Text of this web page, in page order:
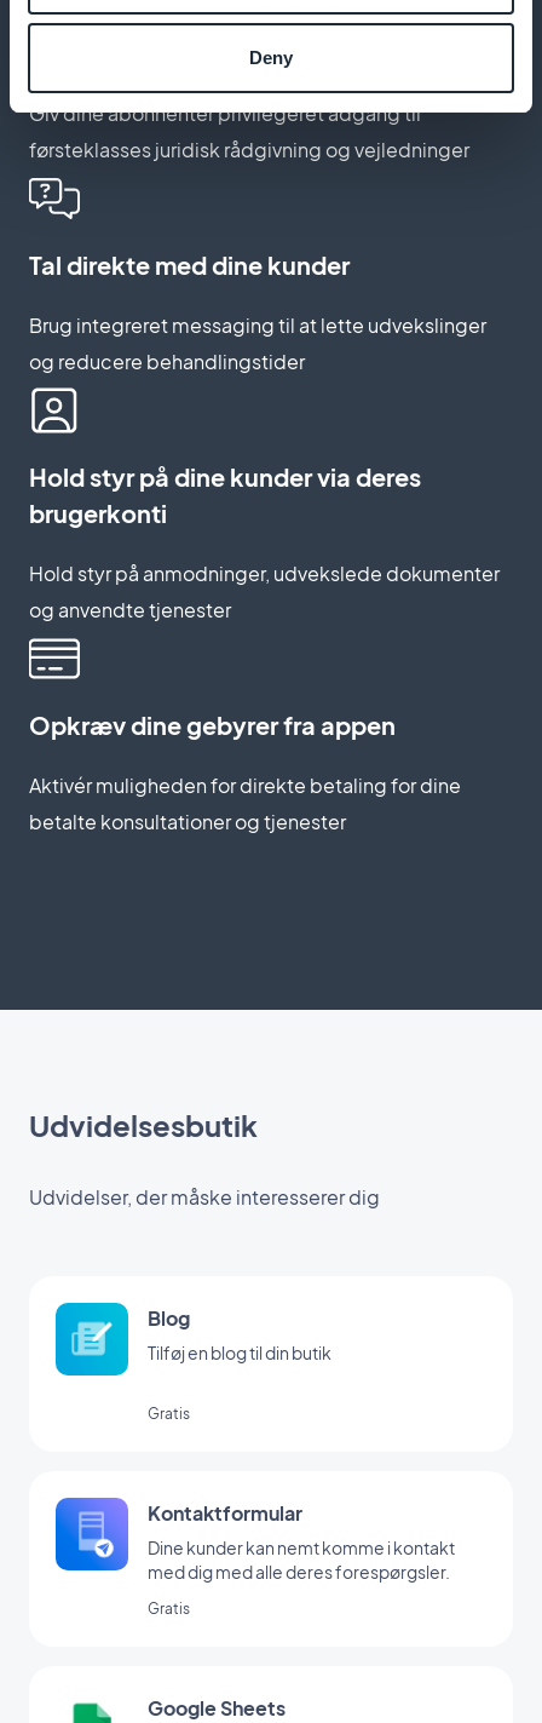
Deny
Lås op for eksklusivt indhold med
Giv dine abonnenter privilegeret adgang til
førsteklasses juridisk rådgivning og vejledninger
Tal direkte med dine kunder
Brug integreret messaging til at lette udvekslinger
og reducere behandlingstider
Hold styr på dine kunder via deres
brugerkonti
Hold styr på anmodninger, udvekslede dokumenter
og anvendte tjenester
Opkræv dine gebyrer fra appen
Aktivér muligheden for direkte betaling for dine
betalte konsultationer og tjenester
Udvidelsesbutik
Udvidelser, der måske interesserer dig
Blog
Tilføj en blog til din butik
Gratis
Kontaktformular
Dine kunder kan nemt komme i kontakt
med dig med alle deres forespørgsler.
Gratis
Google Sheets